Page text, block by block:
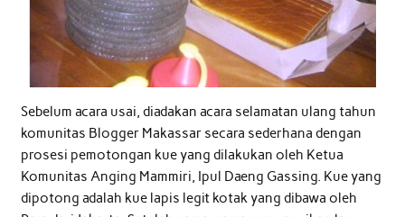
Sebelum acara usai, diadakan acara selamatan ulang tahun
komunitas Blogger Makassar secara sederhana dengan
prosesi pemotongan kue yang dilakukan oleh Ketua
Komunitas Anging Mammiri, Ipul Daeng Gassing. Kue yang
dipotong adalah kue lapis legit kotak yang dibawa oleh